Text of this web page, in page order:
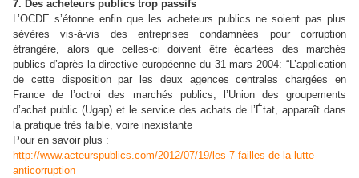
7. Des acheteurs publics trop passifs
L’OCDE s’étonne enfin que les acheteurs publics ne soient pas plus
sévères vis-à-vis des entreprises condamnées pour corruption
étrangère, alors que celles-ci doivent être écartées des marchés
publics d’après la directive européenne du 31 mars 2004: “L’application
de cette disposition par les deux agences centrales chargées en
France de l’octroi des marchés publics, l’Union des groupements
d’achat public (Ugap) et le service des achats de l’État, apparaît dans
la pratique très faible, voire inexistante
Pour en savoir plus :
http://www.acteurspublics.com/2012/07/19/les-7-failles-de-la-lutte-
anticorruption